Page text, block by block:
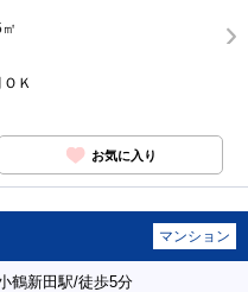
Ｋ
お気に入り
マンション
鶴新田駅/徒歩5分